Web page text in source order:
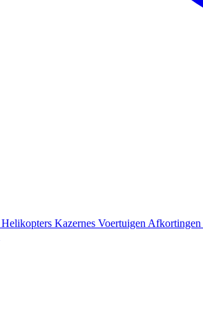
Helikopters Kazernes Voertuigen Afkortingen